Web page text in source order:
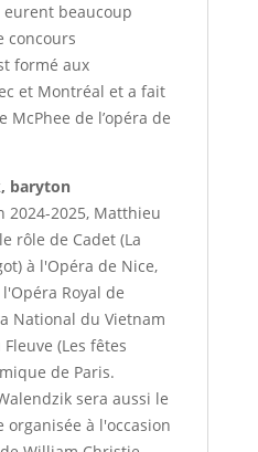
beaucoup
concours
formé aux
et Montréal et a fait
de l’opéra de
baryton
2024-2025, Matthieu
rôle de Cadet (La
à l'Opéra de Nice,
Royal de
National du Vietnam
(Les fêtes
de Paris.
sera aussi le
à l'occasion